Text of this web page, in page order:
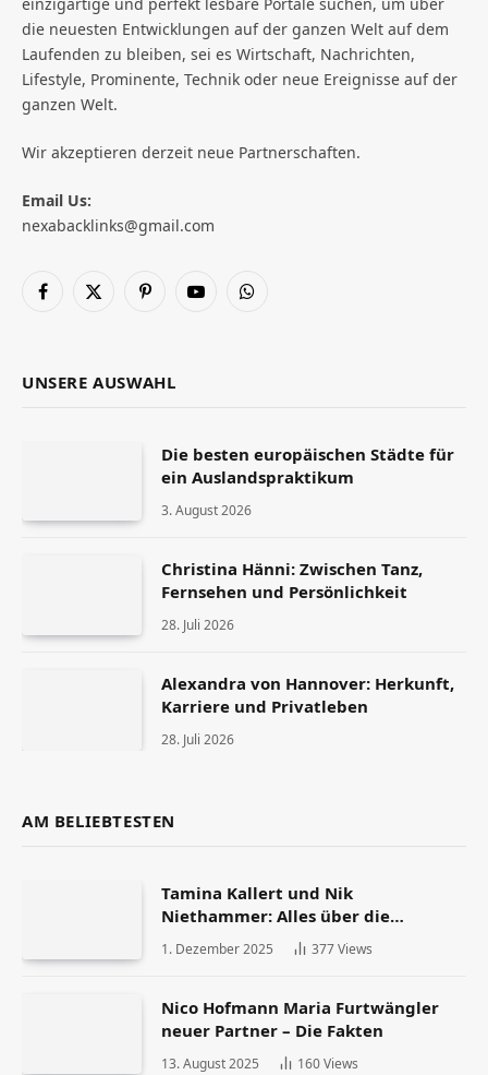
die neuesten Entwicklungen auf der ganzen Welt auf dem
Laufenden zu bleiben, sei es Wirtschaft, Nachrichten,
Lifestyle, Prominente, Technik oder neue Ereignisse auf der
ganzen Welt.
Wir akzeptieren derzeit neue Partnerschaften.
Email Us:
nexabacklinks@gmail.com
Facebook
X
PinterestYouTubeWhatsApp
UNSERE AUSWAHL
Die besten europäischen Städte für
ein Auslandspraktikum
3. August 2026
Christina Hänni: Zwischen Tanz,
Fernsehen und Persönlichkeit
28. Juli 2026
Alexandra von Hannover: Herkunft,
Karriere und Privatleben
28. Juli 2026
AM BELIEBTESTEN
Tamina Kallert und Nik
Niethammer: Alles über die
Scheidung und ihr Leben danach
1. Dezember 2025 377Views
Nico Hofmann Maria Furtwängler
neuer Partner – Die Fakten
13. August 2025 160Views